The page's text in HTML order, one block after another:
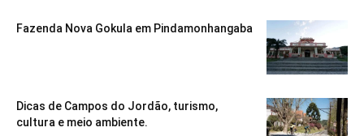
Fazenda Nova Gokula em Pindamonhangaba
Dicas de Campos do Jordão, turismo,
cultura e meio ambiente.